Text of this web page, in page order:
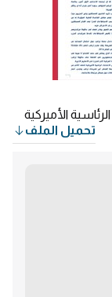
الأميركية
تحميل الملف